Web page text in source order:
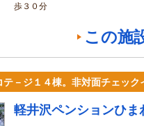
歩３０分
この施
－ジ１４棟。非対面チェック
軽井沢ペンションひま